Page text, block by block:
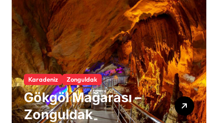
Karadeniz Zonguldak
Gökgöl Mağarası –
Zonguldak